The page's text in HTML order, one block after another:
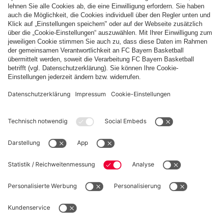
Zahlung & Lieferung
FC Bayern Store App
WIDERRUF
Datenschutz
Cookie Details
Preise inklusive MwSt. und zzgl. Versandkosten